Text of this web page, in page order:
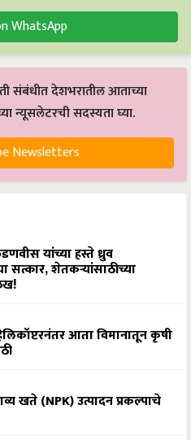
WhatsApp
संबंधीत देशभरातील आताच्या
न्यूसलेटरची सदस्यता घ्या.
Newsletters
यांच्या हस्ते ध्रुव
सत्कार, शेतकऱ्यांसाठीच्या
आता विमानातून कृषी
खते (NPK) उत्पादन प्रकल्पाचे